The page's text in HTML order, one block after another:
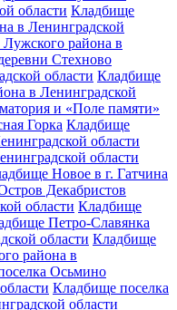
области Кладбище
в Ленинградской
района в
Стехново
области Кладбище
в Ленинградской
и «Поле памяти»
Горка Кладбище
области
области
Новое в г. Гатчина
Декабристов
области Кладбище
Петро-Славянка
области Кладбище
района в
Осьмино
Кладбище поселка
области